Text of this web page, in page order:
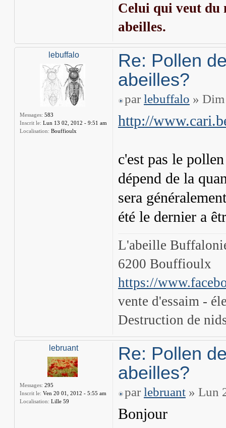
Celui qui veut du
abeilles.
lebuffalo
Messages: 583
Inscrit le: Lun 13 02, 2012 - 9:51 am
Localisation: Bouffioulx
Re: Pollen
abeilles?
par lebuffalo »
http://
c'est pas le
dépend de la
sera
été le dernier a
L'abeille
6200 Bouffioulx
https://
vente d'essaim -
Destruction de
lebruant
Messages: 295
Inscrit le: Ven 20 01, 2012 - 5:55 am
Localisation: Lille 59
Re: Pollen
abeilles?
par lebruant » Lun
Bonjour